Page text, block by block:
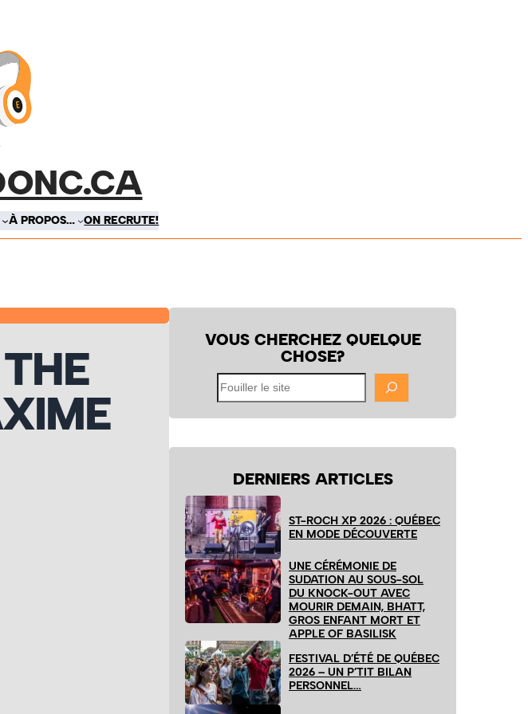
À PROPOS… ON RECRUTE!
VOUS CHERCHEZ QUELQUE
CHOSE?
Fouiller
le
site
DERNIERS ARTICLES
ST-ROCH XP 2026 : QUÉBEC
EN MODE DÉCOUVERTE
UNE CÉRÉMONIE DE
SUDATION AU SOUS-SOL
DU KNOCK-OUT AVEC
MOURIR DEMAIN, BHATT,
GROS ENFANT MORT ET
APPLE OF BASILISK
FESTIVAL D’ÉTÉ DE QUÉBEC
2026 – UN P’TIT BILAN
PERSONNEL…